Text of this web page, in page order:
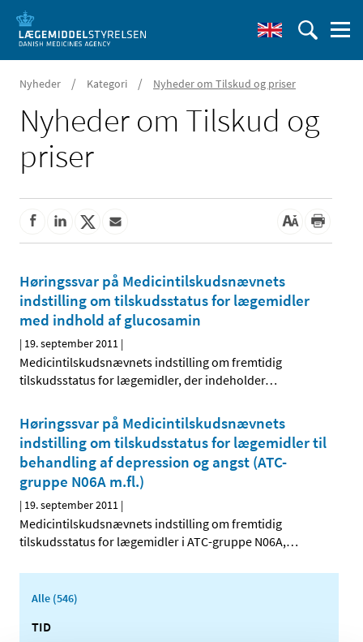
Nyheder / Kategori / Nyheder om Tilskud og priser
Nyheder om Tilskud og
priser
Høringssvar på Medicintilskudsnævnets
indstilling om tilskudsstatus for lægemidler
med indhold af glucosamin
| 19. september 2011 |
Medicintilskudsnævnets indstilling om fremtidig
tilskudsstatus for lægemidler, der indeholder…
Høringssvar på Medicintilskudsnævnets
indstilling om tilskudsstatus for lægemidler til
behandling af depression og angst (ATC-
gruppe N06A m.fl.)
| 19. september 2011 |
Medicintilskudsnævnets indstilling om fremtidig
tilskudsstatus for lægemidler i ATC-gruppe N06A,…
Alle (546)
TID